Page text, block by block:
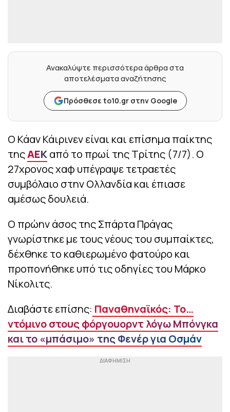
Ανακαλύψτε περισσότερα άρθρα στα
αποτελέσματα αναζήτησης
Πρόσθεσε to10.gr στην Google
Ο Κάαν Κάιρινεν είναι και επίσημα παίκτης
τηςΑΕΚαπό το πρωί της Τρίτης (7/7). Ο
27χρονος χαφ υπέγραψε τετραετές
συμβόλαιο στην Ολλανδία και έπιασε
αμέσως δουλειά.
Ο πρώην άσος της Σπάρτα Πράγας
γνωρίστηκε με τους νέους του συμπαίκτες,
δέχθηκε το καθιερωμένο φατούρο και
προπονήθηκε υπό τις οδηγίες του Μάρκο
Νίκολιτς.
Διαβάστε επίσης: Παναθηναϊκός: Το…
ντόμινο στους φόργουορντ λόγω Μπόνγκα
και το «μπάσιμο» της Φενέρ για Οσμάν